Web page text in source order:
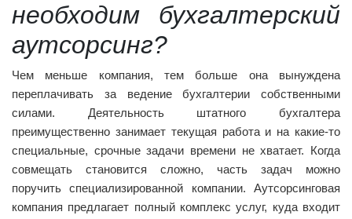
необходим бухгалтерский
аутсорсинг?
Чем меньше компания, тем больше она вынуждена
переплачивать за ведение бухгалтерии собственными
силами. Деятельность штатного бухгалтера
преимущественно занимает текущая работа и на какие-то
специальные, срочные задачи времени не хватает. Когда
совмещать становится сложно, часть задач можно
поручить специализированной компании. Аутсорсинговая
компания предлагает полный комплекс услуг, куда входит